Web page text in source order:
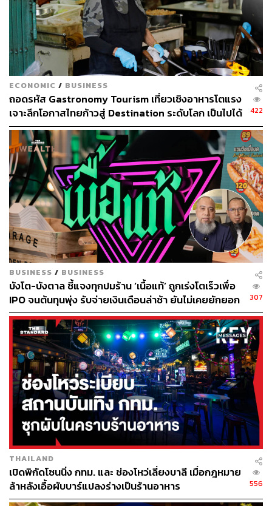
แสร้งว่าปลาเก๋า (ซ้าย), แกงปูใบชะพลู (ขวา)
The Dishes:
อาหารคอร์สของนุสราเริ่มจากของว่างหลายคำก่อนเสิร์ฟ
เมนคอร์สเป็นสำรับสำหรับแชร์กันอย่างสำรับอาหารไทย เริ่ม
จากแสร้งว่าปลาเก๋าที่เชฟหมักปลาเก๋ากับน้ำตาลเกลือ หั่น
สไตล์ซาชิมิ ปรุงน้ำราดแบบแสร้งว่าแล้วบาลานซ์ด้วยขิง ต่อ
ด้วย ยำปลาหมึกคำนี้ได้แรงบันดาลใจจากข้าวเกรียบปาก
หม้อ ที่สไลซ์ปลาหมึกเป็นแผ่นบางห่อเครื่องต่างๆ ทั้ง ตะไคร้
กระเทียมโทน และมะเขือเทศไว้ด้านในให้ทานได้คำเดียว
ของว่างคำต่อมาเป็นการเปลี่ยนเมนูที่รักของหลายคนอย่าง
แกงปูใบชะพลูมาไว้ในคำเดียว ด้วยการเสิร์ฟใบชะพลูทอด
กรอบราดด้วยแกงปูและไข่แมงดาที่เขาเรียกว่าคาเวียร์แบบ
ไทยๆ คำต่อมายำไข่ปลาเรียวเซียวใช้ไข่ปลาเรียวเซียวเม็ด
โตดองกับน้ำปลาหวานเสิร์ฟกับมะม่วงเปรี้ยวและใบมินต์
ECONOMIC / BUSINESS
ถอดรหัส Gastronomy Tourism เที่ยวเชิงอาหารโตแรง
เจาะลึกโอกาสไทยก้าวสู่ Destination ระดับโลก เป็นไปได้
แค่ไหน
422
BUSINESS / BUSINESS
บังโต-บังตาล ชี้แจงทุกปมร้าน ‘เนื้อแท้’ ถูกเร่งโตเร็วเพื่อ
IPO จนต้นทุนพุ่ง รับจ่ายเงินเดือนล่าช้า ยันไม่เคยยักยอก
เงินประกันสังคม
307
THAILAND
เปิดพิกัดโซนนิ่ง กทม. และ ช่องโหว่เลี่ยงบาลี เมื่อกฎหมาย
ล้าหลังเอื้อผับบาร์แปลงร่างเป็นร้านอาหาร
556